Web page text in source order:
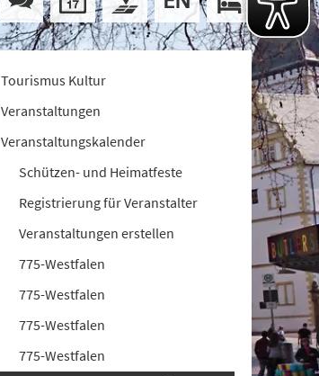
Tourismus Kultur
Veranstaltungen
Veranstaltungskalender
Schützen- und Heimatfeste
Registrierung für Veranstalter
Veranstaltungen erstellen
775-Westfalen
775-Westfalen
775-Westfalen
775-Westfalen